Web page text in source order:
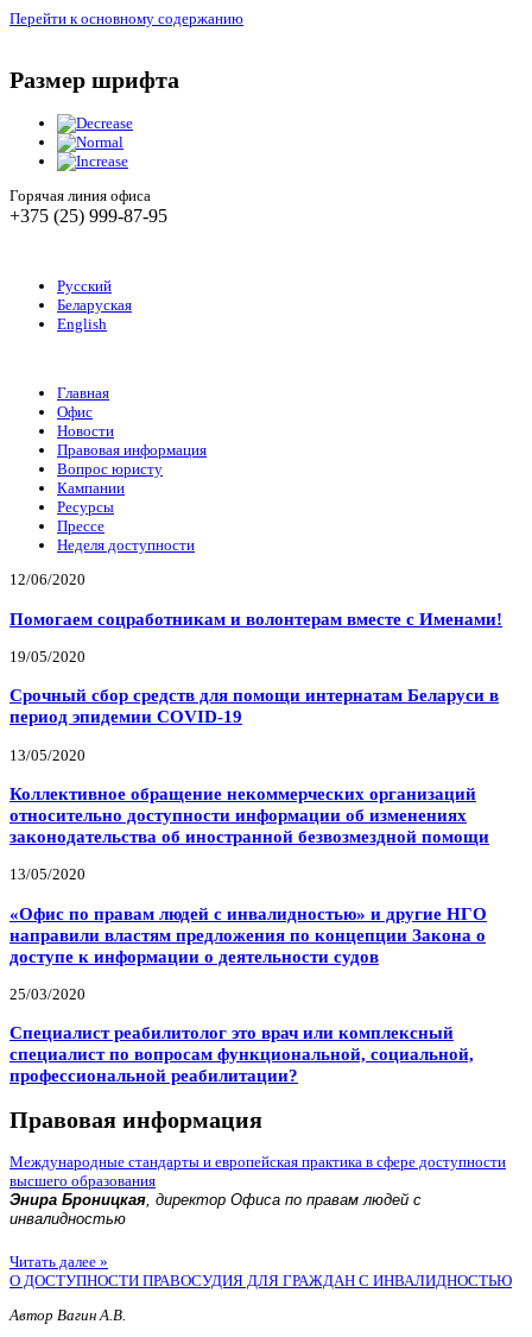
Перейти к основному содержанию
Размер шрифта
Горячая линия офиса
+375 (25) 999-87-95
Русский
Беларуская
English
Главная
Офис
Новости
Правовая информация
Вопрос юристу
Кампании
Ресурсы
Прессе
Неделя доступности
12/06/2020
Помогаем соцработникам и волонтерам вместе с Именами!
19/05/2020
Срочный сбор средств для помощи интернатам Беларуси в
период эпидемии COVID-19
13/05/2020
Коллективное обращение некоммерческих организаций
относительно доступности информации об изменениях
законодательства об иностранной безвозмездной помощи
13/05/2020
«Офис по правам людей с инвалидностью» и другие НГО
направили властям предложения по концепции Закона о
доступе к информации о деятельности судов
25/03/2020
Специалист реабилитолог это врач или комплексный
специалист по вопросам функциональной, социальной,
профессиональной реабилитации?
Правовая информация
Международные стандарты и европейская практика в сфере доступности
высшего образования
Энира Броницкая, директор Офиса по правам людей с
инвалидностью
Читать далее »
О ДОСТУПНОСТИ ПРАВОСУДИЯ ДЛЯ ГРАЖДАН С ИНВАЛИДНОСТЬЮ
Автор Вагин А.В.